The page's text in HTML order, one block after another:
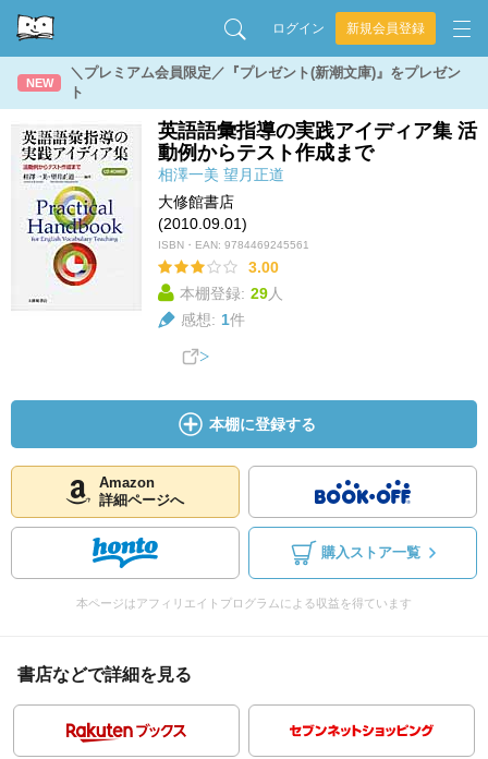
ログイン 新規会員登録
NEW
＼プレミアム会員限定／『プレゼント(新潮文庫)』をプレゼン
ト
英語語彙指導の実践アイディア集 活
動例からテスト作成まで
相澤一美 望月正道
大修館書店
(2010.09.01)
ISBN・EAN: 9784469245561
3.00
本棚登録: 29人
感想: 1件
本棚に登録する
Amazon
詳細ページへ
購入ストア一覧
本ページはアフィリエイトプログラムによる収益を得ています
書店などで詳細を見る